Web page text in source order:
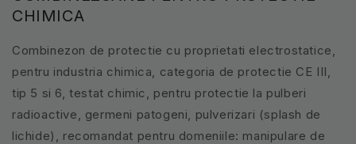
CHIMICA
Combinezon de protectie cu proprietati electrostatice,
pentru industria chimica, categoria de protectie CE III,
tip 5 si 6, testat chimic, pentru protectie la pulberi
radioactive, germeni patogeni, pulverizari (splash de
lichide), recomandat pentru domeniile: manipulare de